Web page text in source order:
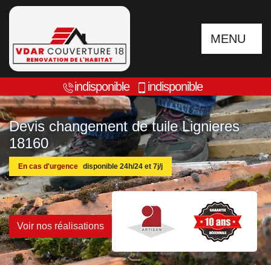
MENU
indisponible indisponible
Devis changement de tuile Lignieres
18160
En cas d'urgence disponible 24h/24 et 7j/j
Voir nos réalisations